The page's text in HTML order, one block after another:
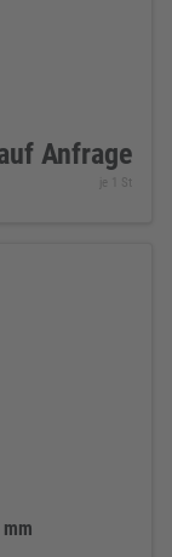
Anfrage
je 1 St
mm